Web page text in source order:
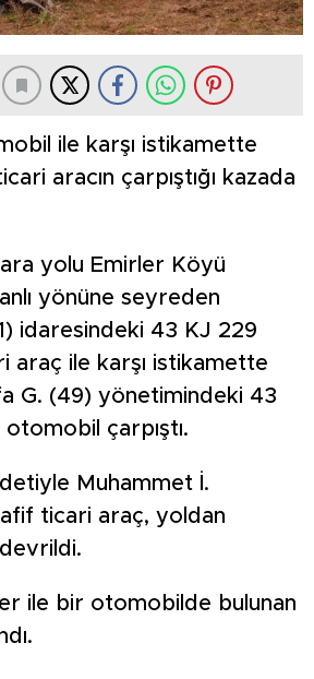
ile karşı istikamette
aracın çarpıştığı kazada
yolu Emirler Köyü
yönüne seyreden
idaresindeki 43 KJ 229
araç ile karşı istikamette
G. (49) yönetimindeki 43
çarpıştı.
Muhammet İ.
ticari araç, yoldan
ile bir otomobilde bulunan